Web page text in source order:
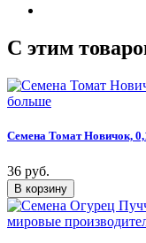
C этим
Семена Томат Новичок,
36 руб.